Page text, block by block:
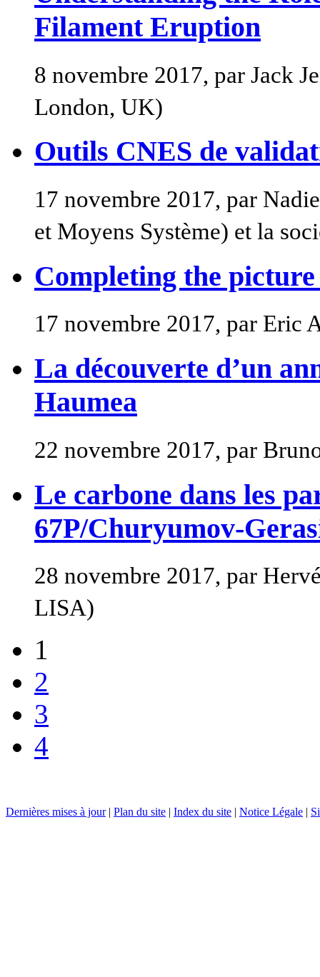
Filament Eruption
8 novembre 2017, par Jack
London, UK)
Outils CNES de
17 novembre 2017, par
et Moyens Système) et la
Completing the
17 novembre 2017, par
La découverte d’un
Haumea
22 novembre 2017, par
Le carbone dans les
67P/Churyumov-
28 novembre 2017, par
LISA)
1
2
3
4
Dernières mises à jour| Plan du site | Index du site | Notice Légale |